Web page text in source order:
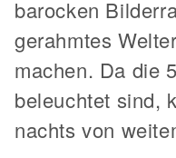
barocken
gerahmtes
machen. Da die
beleuchtet sind,
nachts von